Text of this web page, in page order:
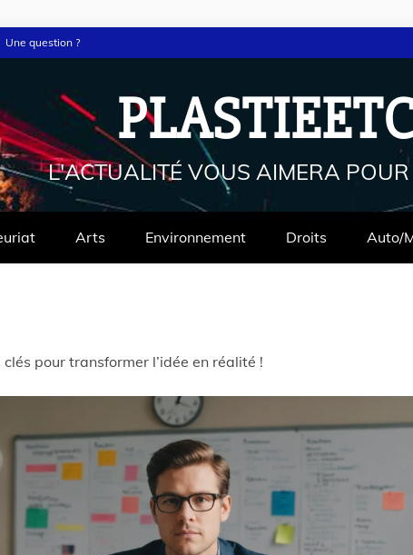
Une question ?
L'ACTUALITÉ VOUS AIMERA POUR
Arts Environnement Droits Auto/
pour transformer l’idée en réalité !